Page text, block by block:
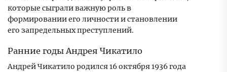
которые сыграли важную роль в
формировании его личности и становлении
его запредельных преступлений.
Ранние годы Андрея Чикатило
Андрей Чикатило родился 16 октября 1936 года